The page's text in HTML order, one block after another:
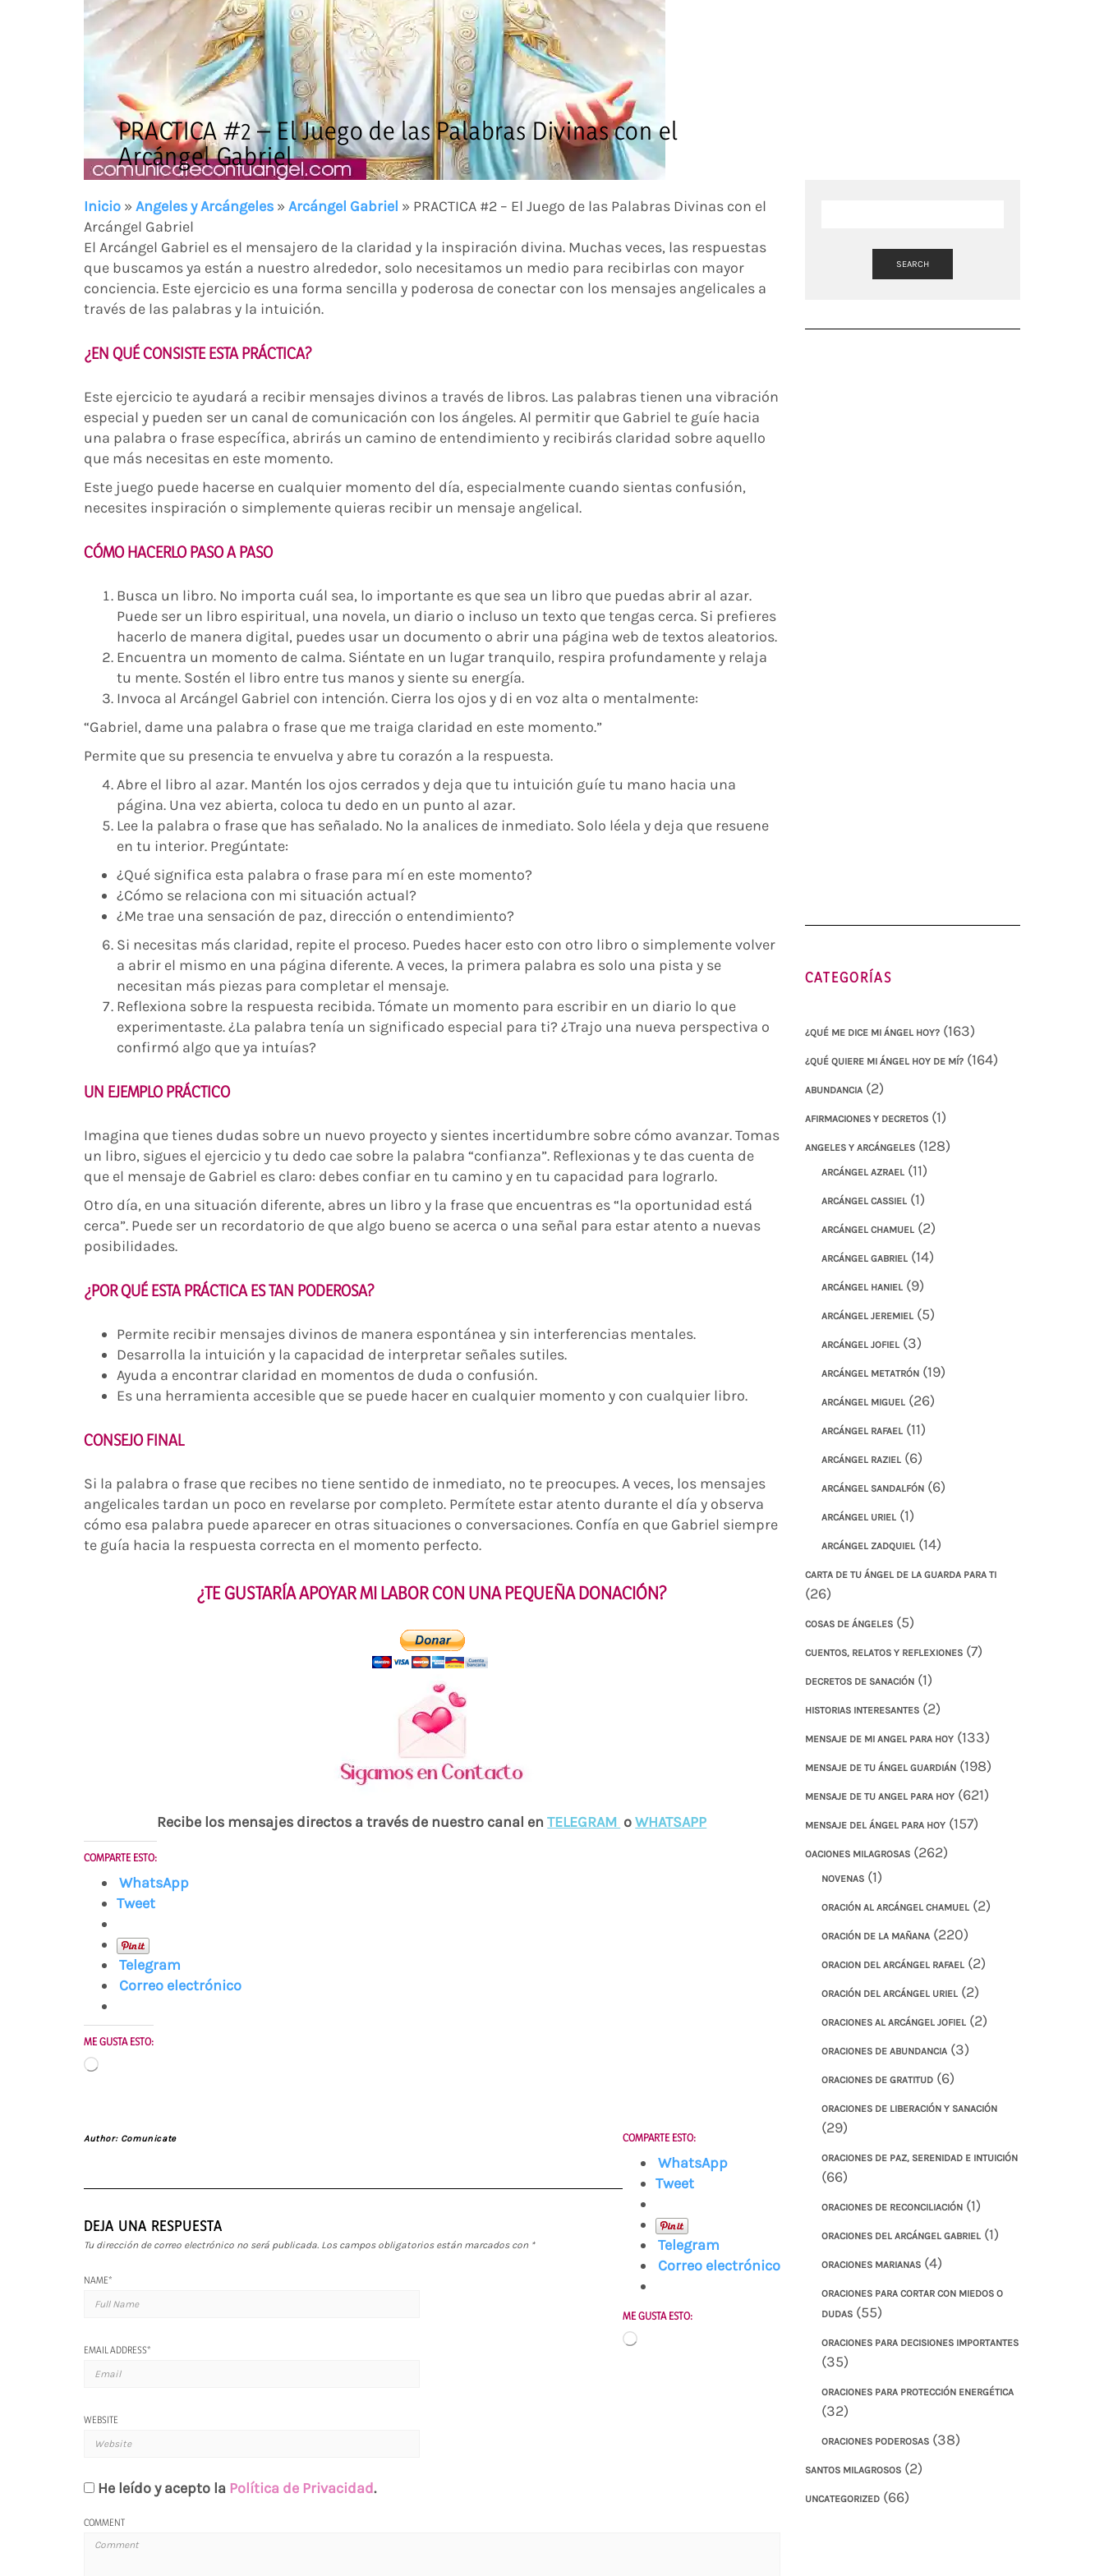
PRACTICA #2 – El Juego de las Palabras Divinas con el
Arcángel Gabriel
Inicio » Angeles y Arcángeles » Arcángel Gabriel » PRACTICA #2 – El Juego de las Palabras Divinas con el
Arcángel Gabriel
El Arcángel Gabriel es el mensajero de la claridad y la inspiración divina. Muchas veces, las respuestas
que buscamos ya están a nuestro alrededor, solo necesitamos un medio para recibirlas con mayor
conciencia. Este ejercicio es una forma sencilla y poderosa de conectar con los mensajes angelicales a
través de las palabras y la intuición.
¿EN QUÉ CONSISTE ESTA PRÁCTICA?
Este ejercicio te ayudará a recibir mensajes divinos a través de libros. Las palabras tienen una vibración
especial y pueden ser un canal de comunicación con los ángeles. Al permitir que Gabriel te guíe hacia
una palabra o frase específica, abrirás un camino de entendimiento y recibirás claridad sobre aquello
que más necesitas en este momento.
Este juego puede hacerse en cualquier momento del día, especialmente cuando sientas confusión,
necesites inspiración o simplemente quieras recibir un mensaje angelical.
CÓMO HACERLO PASO A PASO
Busca un libro. No importa cuál sea, lo importante es que sea un libro que puedas abrir al azar.
Puede ser un libro espiritual, una novela, un diario o incluso un texto que tengas cerca. Si prefieres
hacerlo de manera digital, puedes usar un documento o abrir una página web de textos aleatorios.
Encuentra un momento de calma. Siéntate en un lugar tranquilo, respira profundamente y relaja
tu mente. Sostén el libro entre tus manos y siente su energía.
Invoca al Arcángel Gabriel con intención. Cierra los ojos y di en voz alta o mentalmente:
“Gabriel, dame una palabra o frase que me traiga claridad en este momento.”
Permite que su presencia te envuelva y abre tu corazón a la respuesta.
Abre el libro al azar. Mantén los ojos cerrados y deja que tu intuición guíe tu mano hacia una
página. Una vez abierta, coloca tu dedo en un punto al azar.
Lee la palabra o frase que has señalado. No la analices de inmediato. Solo léela y deja que resuene
en tu interior. Pregúntate:
¿Qué significa esta palabra o frase para mí en este momento?
¿Cómo se relaciona con mi situación actual?
¿Me trae una sensación de paz, dirección o entendimiento?
Si necesitas más claridad, repite el proceso. Puedes hacer esto con otro libro o simplemente volver
a abrir el mismo en una página diferente. A veces, la primera palabra es solo una pista y se
necesitan más piezas para completar el mensaje.
Reflexiona sobre la respuesta recibida. Tómate un momento para escribir en un diario lo que
experimentaste. ¿La palabra tenía un significado especial para ti? ¿Trajo una nueva perspectiva o
confirmó algo que ya intuías?
UN EJEMPLO PRÁCTICO
Imagina que tienes dudas sobre un nuevo proyecto y sientes incertidumbre sobre cómo avanzar. Tomas
un libro, sigues el ejercicio y tu dedo cae sobre la palabra “confianza”. Reflexionas y te das cuenta de
que el mensaje de Gabriel es claro: debes confiar en tu camino y en tu capacidad para lograrlo.
Otro día, en una situación diferente, abres un libro y la frase que encuentras es “la oportunidad está
cerca”. Puede ser un recordatorio de que algo bueno se acerca o una señal para estar atento a nuevas
posibilidades.
¿POR QUÉ ESTA PRÁCTICA ES TAN PODEROSA?
Permite recibir mensajes divinos de manera espontánea y sin interferencias mentales.
Desarrolla la intuición y la capacidad de interpretar señales sutiles.
Ayuda a encontrar claridad en momentos de duda o confusión.
Es una herramienta accesible que se puede hacer en cualquier momento y con cualquier libro.
CONSEJO FINAL
Si la palabra o frase que recibes no tiene sentido de inmediato, no te preocupes. A veces, los mensajes
angelicales tardan un poco en revelarse por completo. Permítete estar atento durante el día y observa
cómo esa palabra puede aparecer en otras situaciones o conversaciones. Confía en que Gabriel siempre
te guía hacia la respuesta correcta en el momento perfecto.
¿TE GUSTARÍA APOYAR MI LABOR CON UNA PEQUEÑA DONACIÓN?
Recibe los mensajes directos a través de nuestro canal enTELEGRAM oWHATSAPP
COMPARTE ESTO:
WhatsApp
Tweet
Telegram
Correo electrónico
ME GUSTA ESTO:
Cargando...
Author: Comunicate COMPARTE ESTO:
WhatsApp
Tweet
Telegram
Correo electrónico
ME GUSTA ESTO:
Cargando...
DEJA UNA RESPUESTA
Tu dirección de correo electrónico no será publicada. Los campos obligatorios están marcados con *
NAME*
EMAIL ADDRESS*
WEBSITE
He leído y acepto la Política de Privacidad.
COMMENT
SEARCH
CATEGORÍAS
¿QUÉ ME DICE MI ÁNGEL HOY?(163)
¿QUÉ QUIERE MI ÁNGEL HOY DE MÍ?(164)
ABUNDANCIA(2)
AFIRMACIONES Y DECRETOS(1)
ANGELES Y ARCÁNGELES(128)
ARCÁNGEL AZRAEL(11)
ARCÁNGEL CASSIEL(1)
ARCÁNGEL CHAMUEL(2)
ARCÁNGEL GABRIEL(14)
ARCÁNGEL HANIEL(9)
ARCÁNGEL JEREMIEL(5)
ARCÁNGEL JOFIEL(3)
ARCÁNGEL METATRÓN(19)
ARCÁNGEL MIGUEL(26)
ARCÁNGEL RAFAEL(11)
ARCÁNGEL RAZIEL(6)
ARCÁNGEL SANDALFÓN(6)
ARCÁNGEL URIEL(1)
ARCÁNGEL ZADQUIEL(14)
CARTA DE TU ÁNGEL DE LA GUARDA PARA TI
(26)
COSAS DE ÁNGELES(5)
CUENTOS, RELATOS Y REFLEXIONES(7)
DECRETOS DE SANACIÓN(1)
HISTORIAS INTERESANTES(2)
MENSAJE DE MI ANGEL PARA HOY(133)
MENSAJE DE TU ÁNGEL GUARDIÁN(198)
MENSAJE DE TU ANGEL PARA HOY(621)
MENSAJE DEL ÁNGEL PARA HOY(157)
OACIONES MILAGROSAS(262)
NOVENAS(1)
ORACIÓN AL ARCÁNGEL CHAMUEL(2)
ORACIÓN DE LA MAÑANA(220)
ORACION DEL ARCÁNGEL RAFAEL(2)
ORACIÓN DEL ARCÁNGEL URIEL(2)
ORACIONES AL ARCÁNGEL JOFIEL(2)
ORACIONES DE ABUNDANCIA(3)
ORACIONES DE GRATITUD(6)
ORACIONES DE LIBERACIÓN Y SANACIÓN
(29)
ORACIONES DE PAZ, SERENIDAD E INTUICIÓN
(66)
ORACIONES DE RECONCILIACIÓN(1)
ORACIONES DEL ARCÁNGEL GABRIEL(1)
ORACIONES MARIANAS(4)
ORACIONES PARA CORTAR CON MIEDOS O
DUDAS(55)
ORACIONES PARA DECISIONES IMPORTANTES
(35)
ORACIONES PARA PROTECCIÓN ENERGÉTICA
(32)
ORACIONES PODEROSAS(38)
SANTOS MILAGROSOS(2)
UNCATEGORIZED(66)